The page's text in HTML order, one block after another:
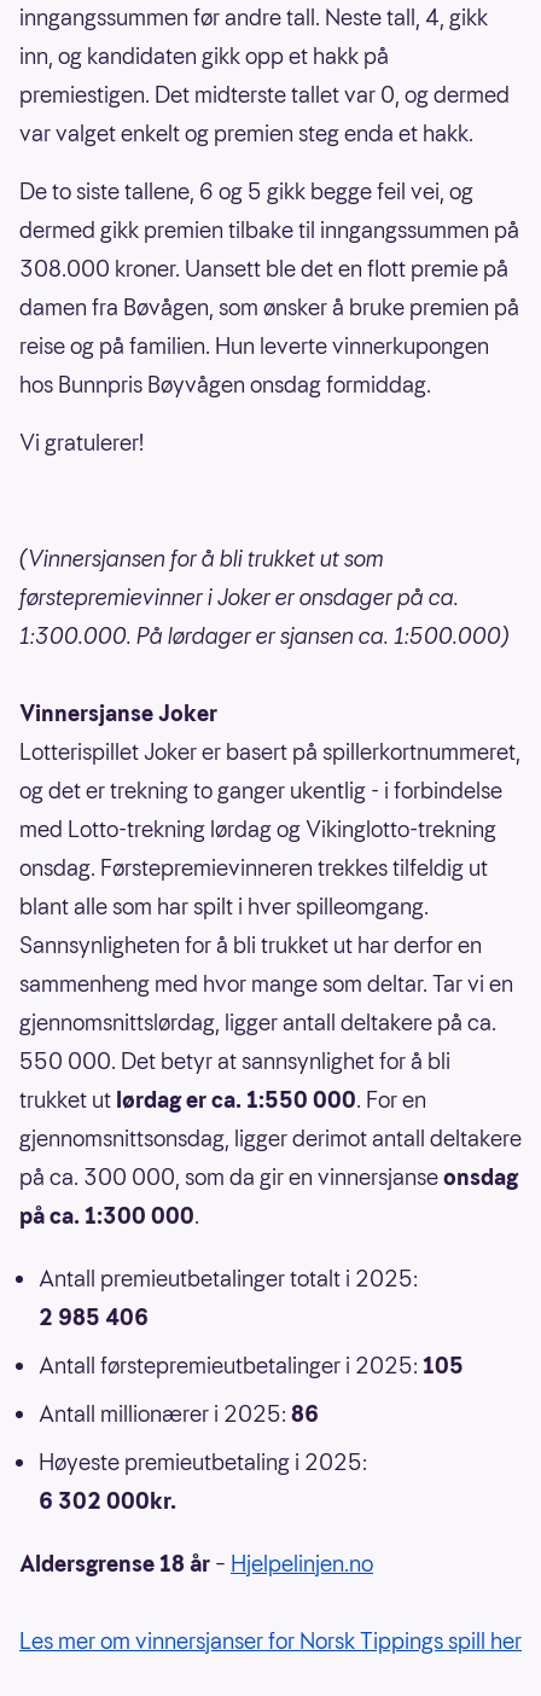
inngangssummen før andre tall. Neste tall, 4, gikk
inn, og kandidaten gikk opp et hakk på
premiestigen. Det midterste tallet var 0, og dermed
var valget enkelt og premien steg enda et hakk.
De to siste tallene, 6 og 5 gikk begge feil vei, og
dermed gikk premien tilbake til inngangssummen på
308.000 kroner. Uansett ble det en flott premie på
damen fra Bøvågen, som ønsker å bruke premien på
reise og på familien. Hun leverte vinnerkupongen
hos Bunnpris Bøyvågen onsdag formiddag.
Vi gratulerer!
(Vinnersjansen for å bli trukket ut som
førstepremievinner i Joker er onsdager på ca.
1:300.000. På lørdager er sjansen ca. 1:500.000)
Vinnersjanse Joker
Lotterispillet Joker er basert på spillerkortnummeret,
og det er trekning to ganger ukentlig - i forbindelse
med Lotto-trekning lørdag og Vikinglotto-trekning
onsdag. Førstepremievinneren trekkes tilfeldig ut
blant alle som har spilt i hver spilleomgang.
Sannsynligheten for å bli trukket ut har derfor en
sammenheng med hvor mange som deltar. Tar vi en
gjennomsnittslørdag, ligger antall deltakere på ca.
550 000. Det betyr at sannsynlighet for å bli
trukket ut lørdag er ca. 1:550 000. For en
gjennomsnittsonsdag, ligger derimot antall deltakere
på ca. 300 000, som da gir en vinnersjanseonsdag
på ca. 1:300 000.
Antall premieutbetalinger totalt i 2025:
2 985 406
Antall førstepremieutbetalinger i 2025: 105
Antall millionærer i 2025: 86
Høyeste premieutbetaling i 2025:
6 302 000kr.
Aldersgrense 18 år – Hjelpelinjen.no
Les mer om vinnersjanser for Norsk Tippings spill her